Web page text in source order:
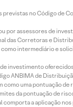
no Código de
assessores de
das Corretoras e
intermediário e
investimento
ANBIMA de
uma pontuação
da pontuação de
a aplicação